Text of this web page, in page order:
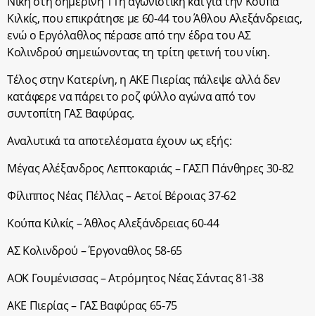
Κιλκίς, που επικράτησε με 60-44 του Άθλου Αλεξάνδρειας,
ενώ ο Εργόλαθλος πέρασε από την έδρα του ΑΣ
Κολινδρού σημειώνοντας τη τρίτη φετινή του νίκη.
Τέλος στην Κατερίνη, η ΑΚΕ Πιερίας πάλεψε αλλά δεν
κατάφερε να πάρει το ροζ φύλλο αγώνα από τον
συντοπίτη ΓΑΣ Βαφύρας.
Αναλυτικά τα αποτελέσματα έχουν ως εξής:
Μέγας Αλέξανδρος Λεπτοκαριάς – ΓΑΣΠ Πάνθηρες 30-82
Φίλιππος Νέας Πέλλας – Αετοί Βέροιας 37-62
Κούπα Κιλκίς – Άθλος Αλεξάνδρειας 60-44
ΑΣ Κολινδρού – Έργοναθλος 58-65
ΑΟΚ Γουμένισσας – Ατρόμητος Νέας Σάντας 81-38
ΑΚΕ Πιερίας – ΓΑΣ Βαφύρας 65-75